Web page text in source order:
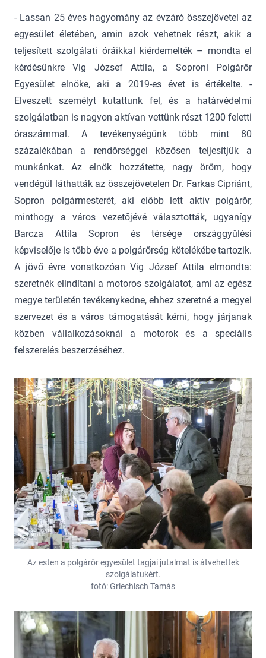
- Lassan 25 éves hagyomány az évzáró összejövetel az
egyesület életében, amin azok vehetnek részt, akik a
teljesített szolgálati óráikkal kiérdemelték – mondta el
kérdésünkre Vig József Attila, a Soproni Polgárőr
Egyesület elnöke, aki a 2019-es évet is értékelte. -
Elveszett személyt kutattunk fel, és a határvédelmi
szolgálatban is nagyon aktívan vettünk részt 1200 feletti
óraszámmal. A tevékenységünk több mint 80
százalékában a rendőrséggel közösen teljesítjük a
munkánkat. Az elnök hozzátette, nagy öröm, hogy
vendégül láthatták az összejövetelen Dr. Farkas Cipriánt,
Sopron polgármesterét, aki előbb lett aktív polgárőr,
minthogy a város vezetőjévé választották, ugyanígy
Barcza Attila Sopron és térsége országgyűlési
képviselője is több éve a polgárőrség kötelékébe tartozik.
A jövő évre vonatkozóan Vig József Attila elmondta:
szeretnék elindítani a motoros szolgálatot, ami az egész
megye területén tevékenykedne, ehhez szeretné a megyei
szervezet és a város támogatását kérni, hogy járjanak
közben vállalkozásoknál a motorok és a speciális
felszerelés beszerzéséhez.
Az esten a polgárőr egyesület tagjai jutalmat is átvehettek
szolgálatukért.
fotó: Griechisch Tamás